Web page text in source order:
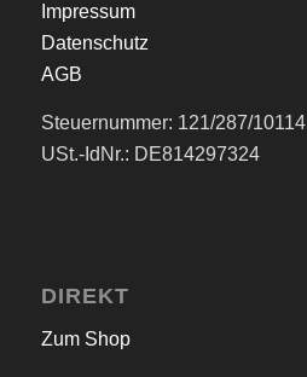
Impressum
Datenschutz
AGB
Steuernummer: 121/287/10114
USt.-IdNr.: DE814297324
DIREKT
Zum Shop